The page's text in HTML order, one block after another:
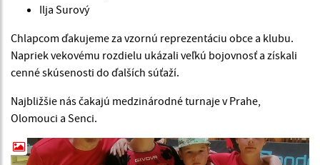
Ilja Surový
Chlapcom ďakujeme za vzornú reprezentáciu obce a klubu.
Napriek vekovému rozdielu ukázali veľkú bojovnosť a získali
cenné skúsenosti do ďalších súťaží.
Najbližšie nás čakajú medzinárodné turnaje v Prahe,
Olomouci a Senci.